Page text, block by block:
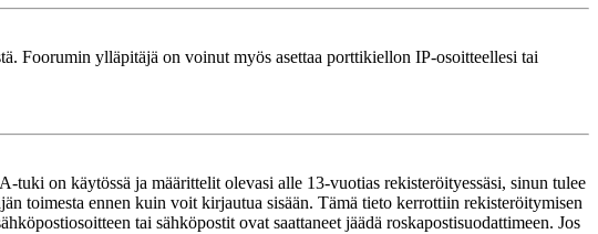
Foorumin ylläpitäjä on voinut myös asettaa porttikiellon IP-osoitteellesi tai
tuki on käytössä ja määrittelit olevasi alle 13-vuotias rekisteröityessäsi, sinun tulee
toimesta ennen kuin voit kirjautua sisään. Tämä tieto kerrottiin rekisteröitymisen
tai sähköpostit ovat saattaneet jäädä roskapostisuodattimeen. Jos